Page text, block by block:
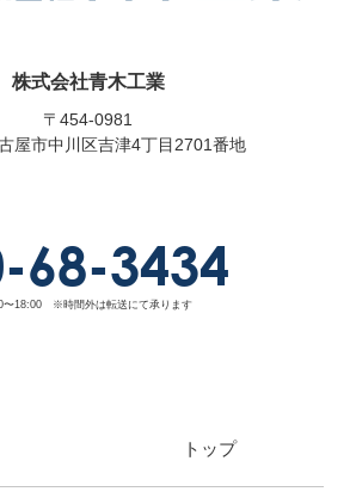
株式会社青木工業
〒454-0981
屋市中川区吉津4丁目2701番地
68-3434
〜18:00 ※時間外は転送にて承ります
トップ